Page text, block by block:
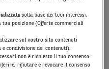
sulla base dei tuoi interessi,
tua posizione (Offerte commerciali
sul nostro sito contenuti
condivisione dei contenuti).
non è richiesto il tuo consenso.
rifiutare e revocare il consenso